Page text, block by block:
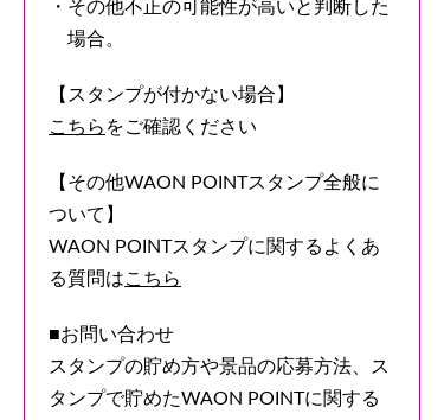
その他不正の可能性が高いと判断した
場合。
【スタンプが付かない場合】
こちら をご確認ください
【その他WAON POINTスタンプ全般に
ついて】
WAON POINTスタンプに関するよくあ
る質問はこちら
■お問い合わせ
スタンプの貯め方や景品の応募方法、ス
タンプで貯めたWAON POINTに関する